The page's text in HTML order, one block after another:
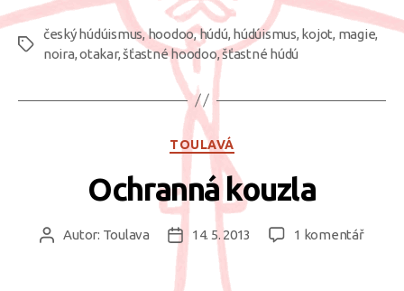
„šťastných
húdúistů“,
Štítky
český húdúismus,hoodoo,húdú, húdúismus, kojot, magie,
noira,otakar,šťastné hoodoo,šťastné húdú
Rubriky
TOULAVÁ
Ochranná kouzla
AutorAutor: Toulava
Datum
14. 5. 2013 1 komentářu